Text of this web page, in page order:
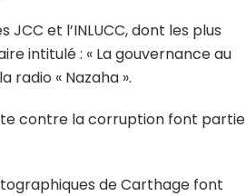
et l’INLUCC, dont les plus
intitulé : « La gouvernance au
radio « Nazaha ».
contre la corruption font partie
de Carthage font